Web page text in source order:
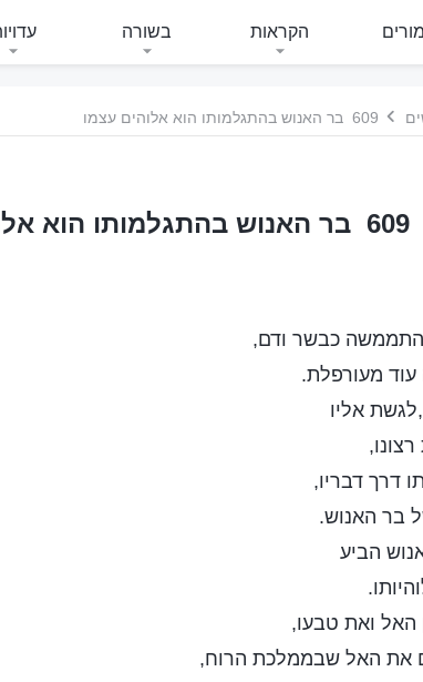
הקראות בשורה
609 בר האנוש בהתגלמותו הוא אלוהים עצמו
609 בר האנוש בהתגלמותו הוא אלוהים עצמו
התממשה כבשר ודם,
עוד מעורפלת.
אליו
דרך דבריו,
בר האנוש.
הביע
האל ואת טבעו,
את האל שבממלכת הרוח,